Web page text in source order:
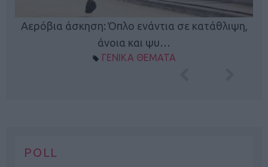
Αερόβια άσκηση: Όπλο ενάντια σε κατάθλιψη,
άνοια και ψυ…
ΓΕΝΙΚΑ ΘΕΜΑΤΑ
POLL